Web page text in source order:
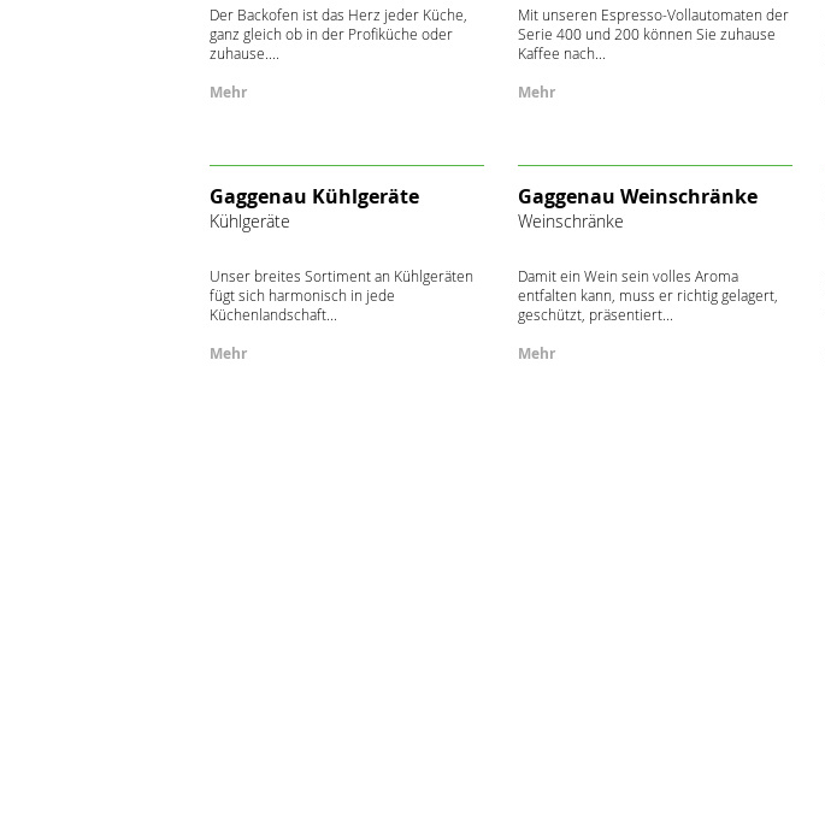
Der Backofen ist das Herz jeder Küche,
ganz gleich ob in der Profiküche oder
zuhause....
Mehr
Mit unseren Espresso-Vollautomaten der
Serie 400 und 200 können Sie zuhause
Kaffee nach...
Mehr
Gaggenau Kühlgeräte
Kühlgeräte
Unser breites Sortiment an Kühlgeräten
fügt sich harmonisch in jede
Küchenlandschaft...
Mehr
Gaggenau Weinschränke
Weinschränke
Damit ein Wein sein volles Aroma
entfalten kann, muss er richtig gelagert,
geschützt, präsentiert...
Mehr